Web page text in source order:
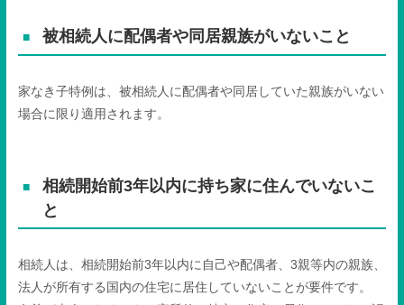
被相続人に配偶者や同居親族がいないこと
家なき子特例は、被相続人に配偶者や同居していた親族がいない
場合に限り適用されます。
相続開始前3年以内に持ち家に住んでいないこ
と
相続人は、相続開始前3年以内に自己や配偶者、 3親等内の親族、
法人が所有する国内の住宅に居住していないことが要件です。